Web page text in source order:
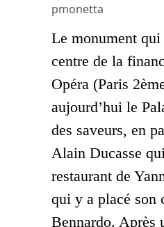
pmonetta
Le monument
centre de la
Opéra (Paris
aujourd’hui le
des saveurs, en
Alain Ducasse
restaurant de
qui y a placé son
Bennardo. Après